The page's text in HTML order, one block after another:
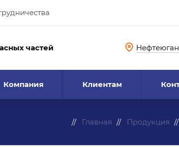
частей
Компания Клиентам
Главная Продукция